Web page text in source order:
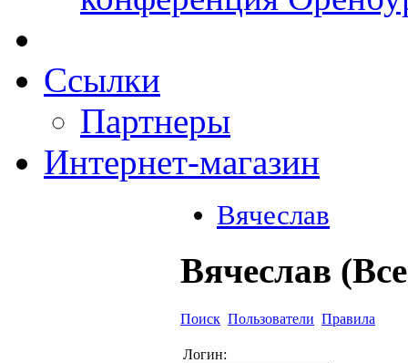
Ссылки
Партнеры
Интернет-магазин
Вячеслав
Вячеслав
Поиск Пользователи Правила
Логин: